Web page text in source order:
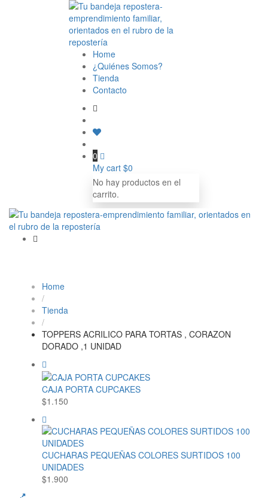
Home
¿Quiénes Somos?
Tienda
Contacto
0
My cart $0
No hay productos en el
carrito.
Home
/
Tienda
/
TOPPERS ACRILICO PARA TORTAS , CORAZON
DORADO ,1 UNIDAD
CAJA PORTA CUPCAKES
$1.150
CUCHARAS PEQUEÑAS COLORES SURTIDOS 100
UNIDADES
$1.900